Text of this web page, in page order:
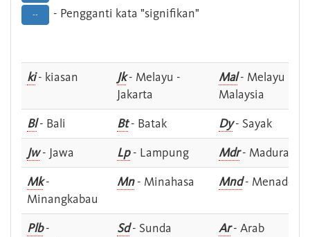
-- - Pengganti kata "signifikan"
ki- kiasan Jk- Melayu -
Jakarta
Mal- Melayu -
Malaysia
Bl- Bali Bt- Batak Dy- Sayak
Jw- Jawa Lp- Lampung Mdr- Madura
Mk-
Minangkabau
Mn- Minahasa Mnd- Menado
Plb-
Sd- Sunda Ar- Arab